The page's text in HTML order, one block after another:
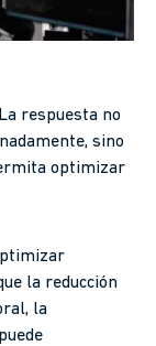
respuesta no
sino
optimizar
la reducción
la